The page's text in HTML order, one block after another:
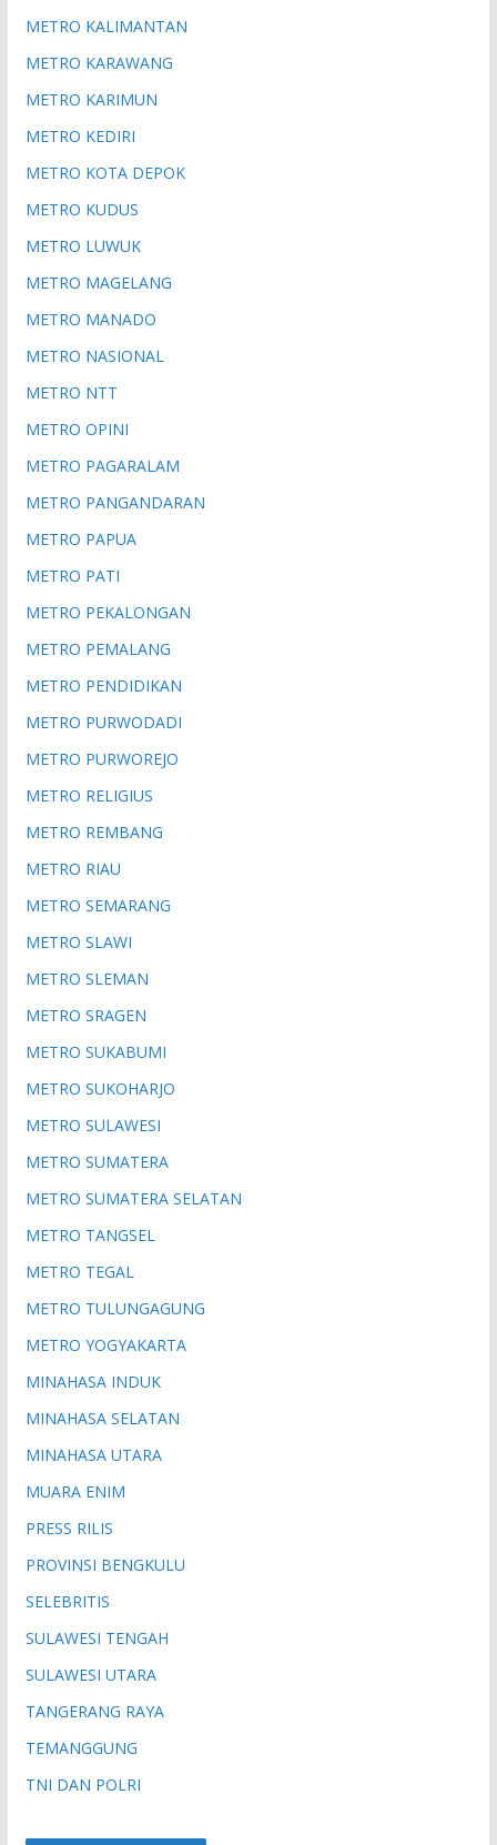
METRO KALIMANTAN
METRO KARAWANG
METRO KARIMUN
METRO KEDIRI
METRO KOTA DEPOK
METRO KUDUS
METRO LUWUK
METRO MAGELANG
METRO MANADO
METRO NASIONAL
METRO NTT
METRO OPINI
METRO PAGARALAM
METRO PANGANDARAN
METRO PAPUA
METRO PATI
METRO PEKALONGAN
METRO PEMALANG
METRO PENDIDIKAN
METRO PURWODADI
METRO PURWOREJO
METRO RELIGIUS
METRO REMBANG
METRO RIAU
METRO SEMARANG
METRO SLAWI
METRO SLEMAN
METRO SRAGEN
METRO SUKABUMI
METRO SUKOHARJO
METRO SULAWESI
METRO SUMATERA
METRO SUMATERA SELATAN
METRO TANGSEL
METRO TEGAL
METRO TULUNGAGUNG
METRO YOGYAKARTA
MINAHASA INDUK
MINAHASA SELATAN
MINAHASA UTARA
MUARA ENIM
PRESS RILIS
PROVINSI BENGKULU
SELEBRITIS
SULAWESI TENGAH
SULAWESI UTARA
TANGERANG RAYA
TEMANGGUNG
TNI DAN POLRI